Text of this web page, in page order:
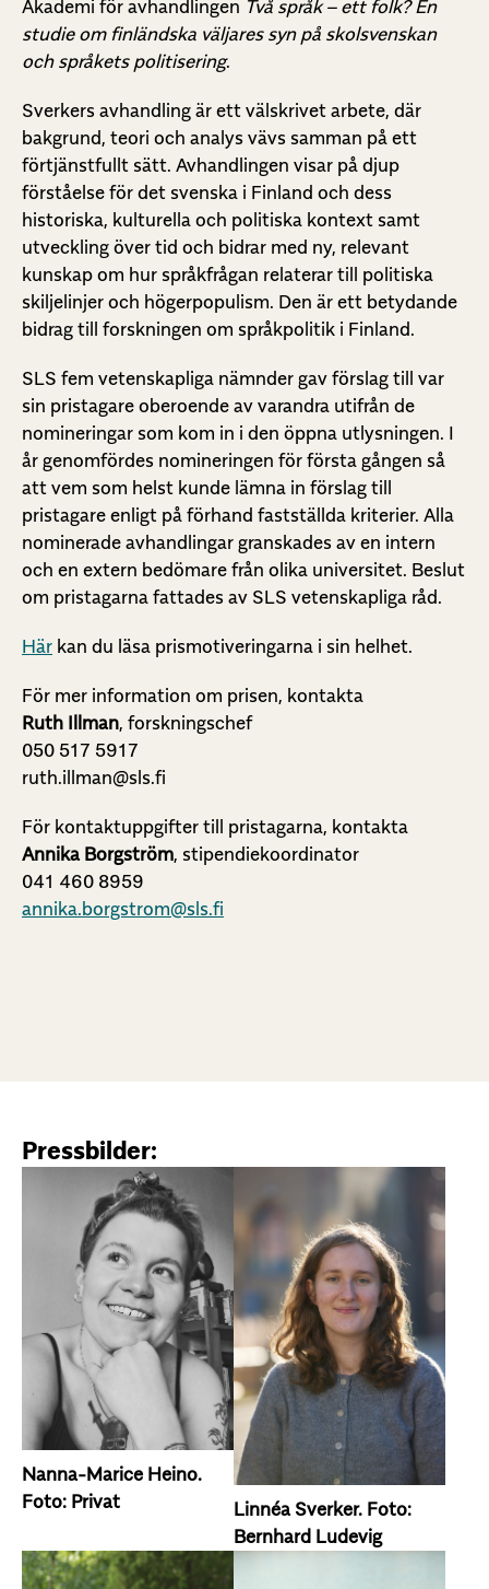
Akademi för avhandlingen Två språk – ett folk? En
studie om finländska väljares syn på skolsvenskan
och språkets politisering.
Sverkers avhandling är ett välskrivet arbete, där
bakgrund, teori och analys vävs samman på ett
förtjänstfullt sätt. Avhandlingen visar på djup
förståelse för det svenska i Finland och dess
historiska, kulturella och politiska kontext samt
utveckling över tid och bidrar med ny, relevant
kunskap om hur språkfrågan relaterar till politiska
skiljelinjer och högerpopulism. Den är ett betydande
bidrag till forskningen om språkpolitik i Finland.
SLS fem vetenskapliga nämnder gav förslag till var
sin pristagare oberoende av varandra utifrån de
nomineringar som kom in i den öppna utlysningen. I
år genomfördes nomineringen för första gången så
att vem som helst kunde lämna in förslag till
pristagare enligt på förhand fastställda kriterier. Alla
nominerade avhandlingar granskades av en intern
och en extern bedömare från olika universitet. Beslut
om pristagarna fattades av SLS vetenskapliga råd.
Här kan du läsa prismotiveringarna i sin helhet.
För mer information om prisen, kontakta
Ruth Illman, forskningschef
050 517 5917
ruth.illman@sls.fi
För kontaktuppgifter till pristagarna, kontakta
Annika Borgström, stipendiekoordinator
041 460 8959
annika.borgstrom@sls.fi
Nanna-Marice Heino.
Foto: Privat
Linnéa Sverker. Foto:
Bernhard Ludevig